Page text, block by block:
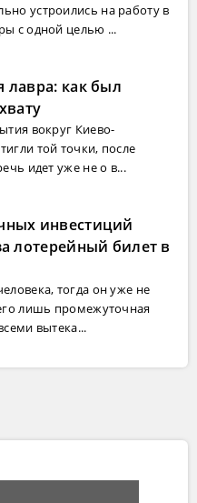
устроились на работу в
с одной целью ...
лавра: как был
вокруг Киево-
той точки, после
идет уже не о в...
инвестиций
лотерейный билет в
тогда он уже не
лишь промежуточная
вытека...